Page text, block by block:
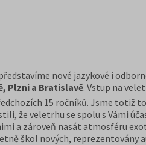
nové jazykové i
Plzni a Bratislavě. Vstup na
15 ročníků. Jsme totiž
že veletrhu se spolu s Vámi
a zároveň nasát atmosféru
škol nových, reprezentovány